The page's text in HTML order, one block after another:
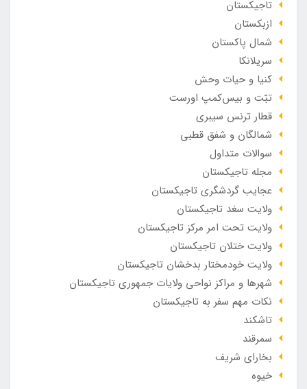
تاجیکستان
ازبکستان
شمال پاکستان
سریلانکا
کنیا و حیات وحش
تبّت و بیس‌کمپ اورست
قطار ترنس سیبری
شمالگان و شفق قطبی
سوالات متداول
مجله تاجیکستان
عجایب گردشگری تاجیکستان
ولایت سغد تاجیکستان
ولایت تحت امر مرکز تاجیکستان
ولایت ختلان تاجیکستان
ولایت خودمختار بدخشان تاجیکستان
شهرها و مراکز نواحی ولایات جمهوری تاجیکستان
نکات مهم سفر به تاجیکستان
تاشکند
سمرقند
بخارای شریف
خیوه